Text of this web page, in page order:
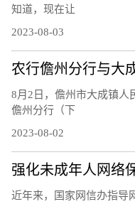
知道，现在让
2023-08-03
8月2日，儋州市大成镇人
儋州分行（下
2023-08-02
近年来，国家网信办指导